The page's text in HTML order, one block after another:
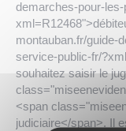
demarches-pour-
montauban.fr/guide-
service-public-fr/
souhaitez saisir le
<span
judiciaire</span>. Il